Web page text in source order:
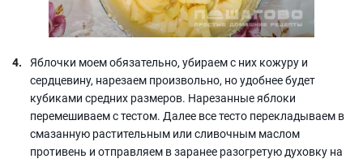
Яблочки моем обязательно, убираем с них кожуру и
сердцевину, нарезаем произвольно, но удобнее будет
кубиками средних размеров. Нарезанные яблоки
перемешиваем с тестом. Далее все тесто перекладываем в
смазанную растительным или сливочным маслом
противень и отправляем в заранее разогретую духовку на